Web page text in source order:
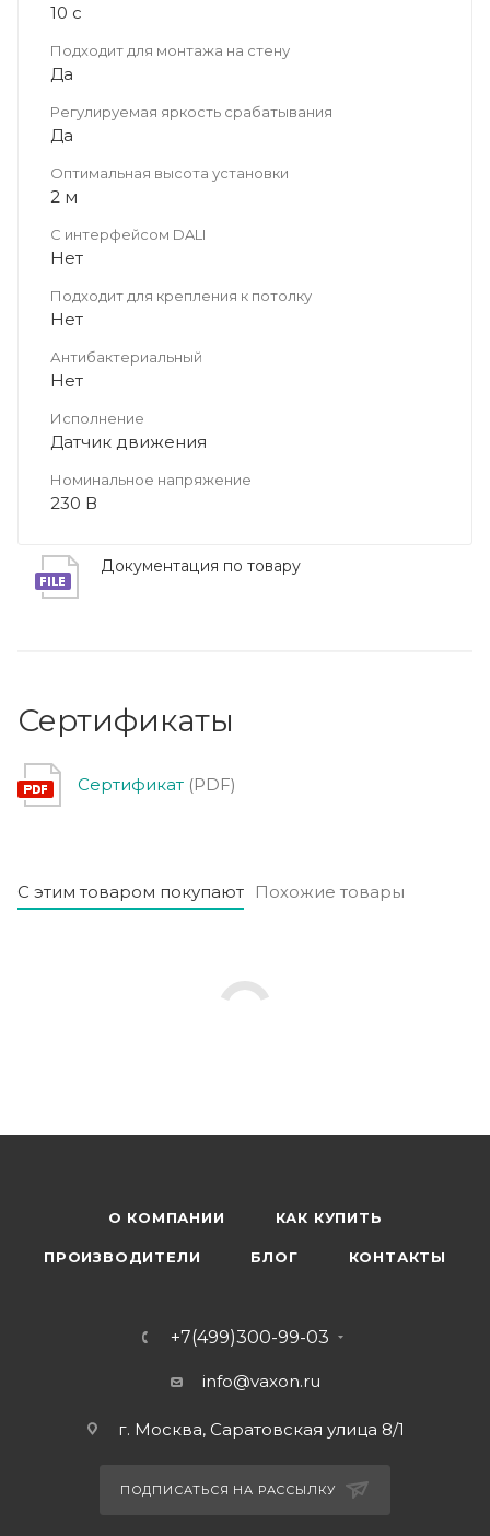
10 с
Подходит для монтажа на стену
Да
Регулируемая яркость срабатывания
Да
Оптимальная высота установки
2 м
С интерфейсом DALI
Нет
Подходит для крепления к потолку
Нет
Антибактериальный
Нет
Исполнение
Датчик движения
Номинальное напряжение
230 В
Документация по товару
Сертификаты
Сертификат (PDF)
С этим товаром покупают Похожие товары
О КОМПАНИИ КАК КУПИТЬ
ПРОИЗВОДИТЕЛИ БЛОГ КОНТАКТЫ
+7(499)300-99-03
info@vaxon.ru
г. Москва, Саратовская улица 8/1
ПОДПИСАТЬСЯ НА РАССЫЛКУ